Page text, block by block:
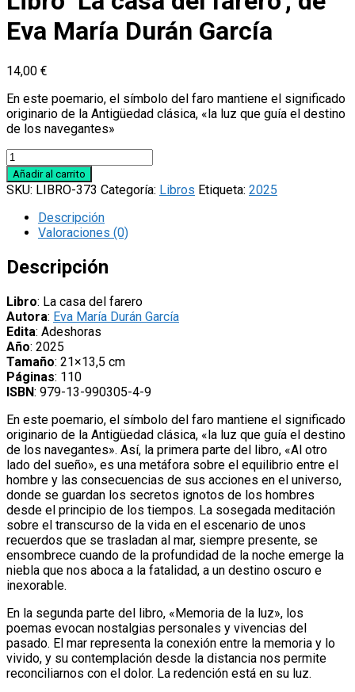
Eva María Durán García
14,00 €
En este poemario, el símbolo del faro mantiene el significado
originario de la Antigüedad clásica, «la luz que guía el destino
de los navegantes»
Libro
'La
casa
farero',
María
Durán
cantidad
Añadir al carrito
SKU: LIBRO-373 Categoría: Libros Etiqueta: 2025
Descripción
Valoraciones (0)
Descripción
Libro: La casa del farero
Autora: Eva María Durán García
Edita: Adeshoras
Año: 2025
Tamaño: 21×13,5 cm
Páginas: 110
ISBN: 979-13-990305-4-9
En este poemario, el símbolo del faro mantiene el significado
originario de la Antigüedad clásica, «la luz que guía el destino
de los navegantes». Así, la primera parte del libro, «Al otro
lado del sueño», es una metáfora sobre el equilibrio entre el
hombre y las consecuencias de sus acciones en el universo,
donde se guardan los secretos ignotos de los hombres
desde el principio de los tiempos. La sosegada meditación
sobre el transcurso de la vida en el escenario de unos
recuerdos que se trasladan al mar, siempre presente, se
ensombrece cuando de la profundidad de la noche emerge la
niebla que nos aboca a la fatalidad, a un destino oscuro e
inexorable.
En la segunda parte del libro, «Memoria de la luz», los
poemas evocan nostalgias personales y vivencias del
pasado. El mar representa la conexión entre la memoria y lo
vivido, y su contemplación desde la distancia nos permite
reconciliarnos con el dolor. La redención está en su luz.